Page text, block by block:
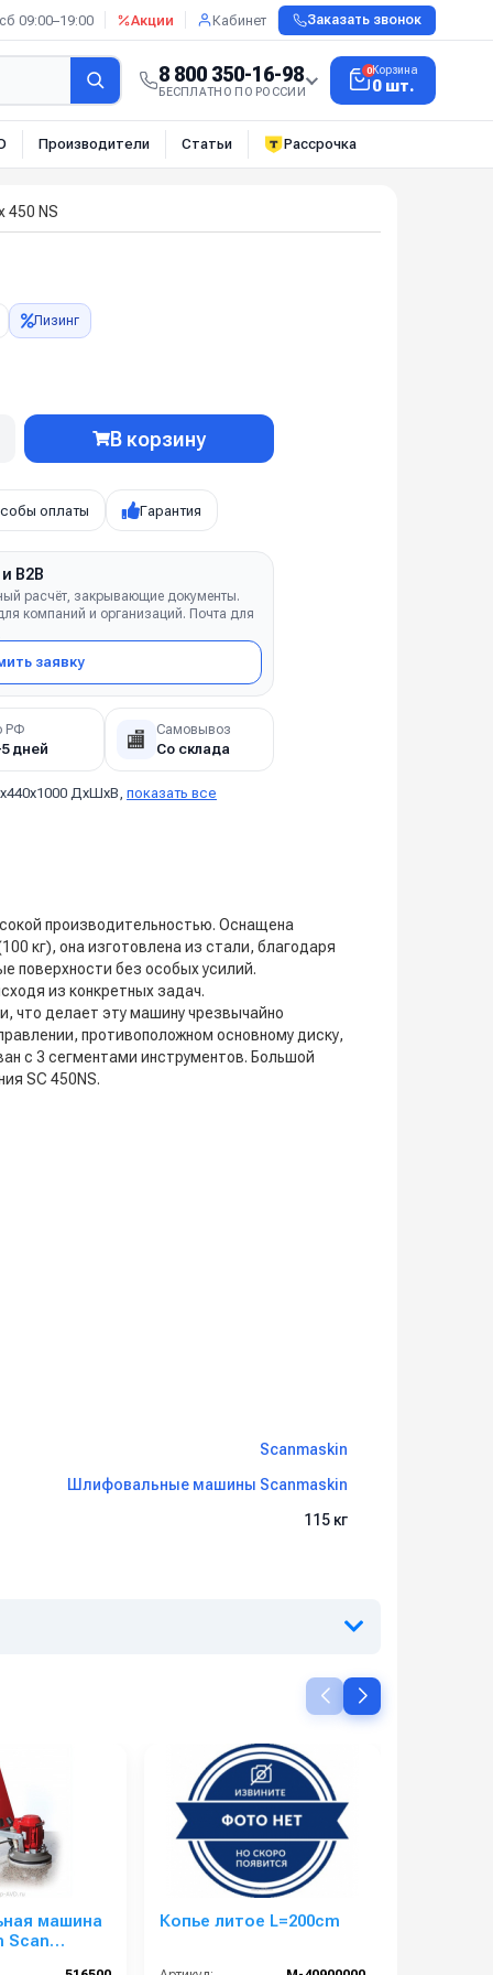
09:00–19:00 Акции Кабинет Заказать звонок
8 800 350-16-98
БЕСПЛАТНО ПО РОССИИ
0Корзина
0 шт.
Производители Статьи Рассрочка
450 NS
Лизинг
В корзину
оплаты Гарантия
B2B
расчёт, закрывающие документы.
компаний и организаций. Почта для
заявку
РФ
дней 🏬 Самовывоз
Со склада
ДхШхВ, показать все
производительностью. Оснащена
кг), она изготовлена из стали, благодаря
поверхности без особых усилий.
из конкретных задач.
что делает эту машину чрезвычайно
противоположном основному диску,
с 3 сегментами инструментов. Большой
SC 450NS.
Scanmaskin
Шлифовальные машины Scanmaskin
115 кг
машина
Scan
Копье литое L=200cm